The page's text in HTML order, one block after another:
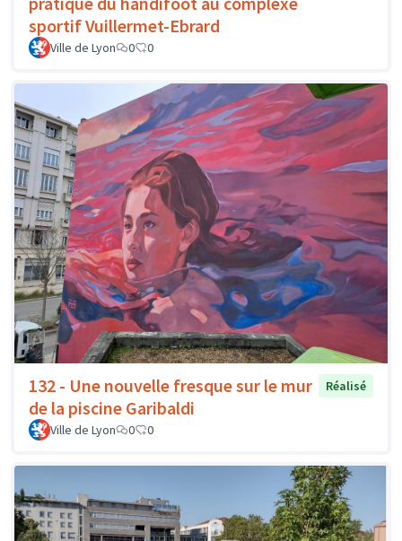
sportif Vuillermet-Ebrard
Ville de Lyon 0 0
132 - Une nouvelle fresque sur le mur
de la piscine Garibaldi
Réalisé
Ville de Lyon 0 0